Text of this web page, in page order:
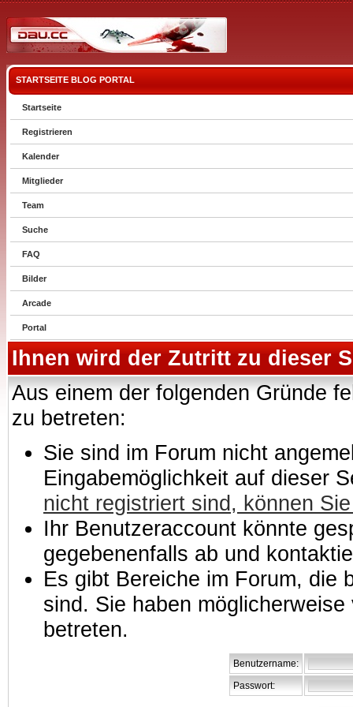
STARTSEITE BLOG PORTAL
Startseite
Registrieren
Kalender
Mitglieder
Team
Suche
FAQ
Bilder
Arcade
Portal
Ihnen wird der Zutritt zu dieser
Aus einem der folgenden Gründe
zu betreten:
Sie sind im Forum nicht
Eingabemöglichkeit auf dieser
nicht registriert sind, können
Ihr Benutzeraccount könnte
gegebenenfalls ab und
Es gibt Bereiche im Forum, die
sind. Sie haben
betreten.
Benutzername:
Passwort: